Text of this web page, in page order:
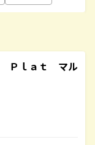
Ｐｌａｔ マル